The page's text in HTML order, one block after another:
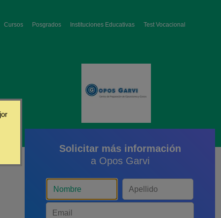
Cursos Posgrados Instituciones Educativas Test Vocacional
Solicitar más información
a Opos Garvi